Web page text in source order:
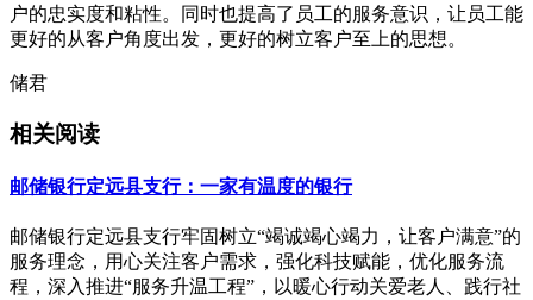
户的忠实度和粘性。同时也提高了员工的服务意识，让员工能
更好的从客户角度出发，更好的树立客户至上的思想。
储君
相关阅读
邮储银行定远县支行：一家有温度的银行
邮储银行定远县支行牢固树立“竭诚竭心竭力，让客户满意”的
服务理念，用心关注客户需求，强化科技赋能，优化服务流
程，深入推进“服务升温工程”，以暖心行动关爱老人、践行社